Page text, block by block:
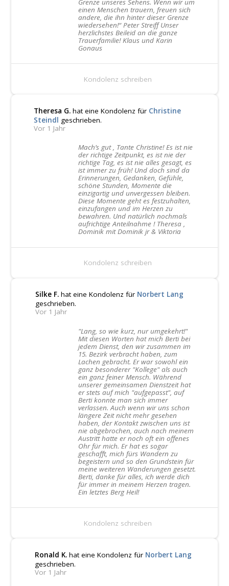
Grenze unseres Sehens. Wenn wir um
einen Menschen trauern, freuen sich
andere, die ihn hinter dieser Grenze
wiedersehen!“ Peter Streiff Unser
herzlichstes Beileid an die ganze
Trauerfamilie! Klaus und Karin
Gonaus
Kondolenz schreiben
Theresa G. hat eine Kondolenz für Christine
Steindl geschrieben.
Vor 1 Jahr
Mach’s gut , Tante Christine! Es ist nie
der richtige Zeitpunkt, es ist nie der
richtige Tag, es ist nie alles gesagt, es
ist immer zu früh! Und doch sind da
Erinnerungen, Gedanken, Gefühle,
schöne Stunden, Momente die
einzigartig und unvergessen bleiben.
Diese Momente geht es festzuhalten,
einzufangen und im Herzen zu
bewahren. Und natürlich nochmals
aufrichtige Anteilnahme ! Theresa ,
Dominik mit Dominik jr & Viktoria
Kondolenz schreiben
Silke F. hat eine Kondolenz für Norbert Lang
geschrieben.
Vor 1 Jahr
"Lang, so wie kurz, nur umgekehrt!"
Mit diesen Worten hat mich Berti bei
jedem Dienst, den wir zusammen im
15. Bezirk verbracht haben, zum
Lachen gebracht. Er war sowohl ein
ganz besonderer "Kollege" als auch
ein ganz feiner Mensch. Während
unserer gemeinsamen Dienstzeit hat
er stets auf mich "aufgepasst", auf
Berti konnte man sich immer
verlassen. Auch wenn wir uns schon
längere Zeit nicht mehr gesehen
haben, der Kontakt zwischen uns ist
nie abgebrochen, auch nach meinem
Austritt hatte er noch oft ein offenes
Ohr für mich. Er hat es sogar
geschafft, mich fürs Wandern zu
begeistern und so den Grundstein für
meine weiteren Wanderungen gesetzt.
Berti, danke für alles, ich werde dich
für immer in meinem Herzen tragen.
Ein letztes Berg Heil!
Kondolenz schreiben
Ronald K. hat eine Kondolenz für Norbert Lang
geschrieben.
Vor 1 Jahr